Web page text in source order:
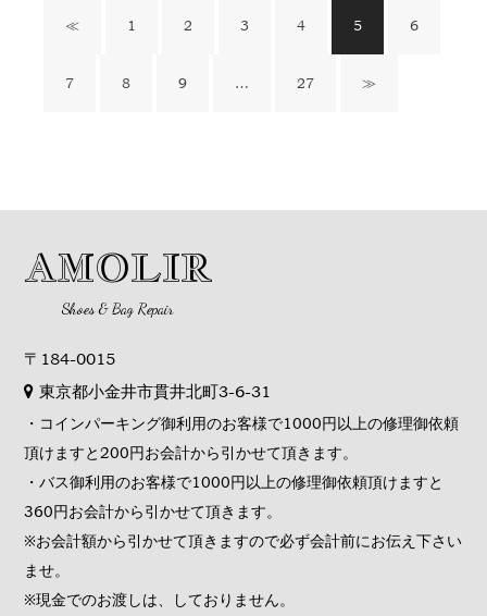
≪ 1 2 3 4 5 6
7 8 9 … 27 ≫
AMOLIR
Shoes & Bag Repair
〒184-0015
東京都小金井市貫井北町3-6-31
・コインパーキング御利用のお客様で1000円以上の修理御依頼
頂けますと200円お会計から引かせて頂きます。
・バス御利用のお客様で1000円以上の修理御依頼頂けますと
360円お会計から引かせて頂きます。
※お会計額から引かせて頂きますので必ず会計前にお伝え下さい
ませ。
※現金でのお渡しは、しておりません。